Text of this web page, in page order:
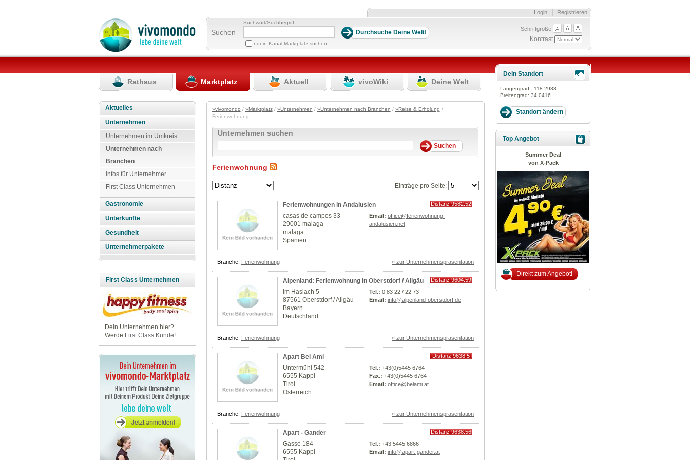
Registrieren
Login
Suchen
Suchwort/Suchbegriff
nur in Kanal Marktplatz suchen
Schriftgröße
Kontrast
Rathaus Marktplatz Aktuell vivoWiki Deine Welt
Aktuelles
Unternehmen
Unternehmen im Umkreis
Unternehmen nach
Branchen
Infos für Unternehmer
First Class Unternehmen
Gastronomie
Unterkünfte
Gesundheit
Unternehmerpakete
First Class Unternehmen
Dein Unternehmen hier?
Werde First Class Kunde!
»vivomondo / »Marktplatz/ »Unternehmen / »Unternehmen nach Branchen / »Reise & Erholung /
Ferienwohnung
Unternehmen suchen
Ferienwohnung
Einträge pro Seite:
Ferienwohnungen in Andalusien
Distanz 9582.52
casas de campos 33
29001 malaga
malaga
Spanien
Email: office@ferienwohnung-
andalusien.net
Branche: Ferienwohnung » zur Unternehmenspräsentation
Alpenland: Ferienwohnung in Oberstdorf / Allgäu
Distanz 9604.59
Im Haslach 5
87561 Oberstdorf / Allgäu
Bayern
Deutschland
Tel.: 0 83 22 / 22 73
Email: info@alpenland-oberstdorf.de
Branche: Ferienwohnung » zur Unternehmenspräsentation
Apart Bel Ami
Distanz 9638.5
Untermühl 542
6555 Kappl
Tirol
Österreich
Tel.: +43(0)5445 6764
Fax.: +43(0)5445 6764
Email: office@belami.at
Branche: Ferienwohnung » zur Unternehmenspräsentation
Apart - Gander
Distanz 9638.56
Gasse 184
6555 Kappl
Tel.: +43 5445 6866
Email: info@apart-gander.at
Dein Standort
Längengrad: -118.2988
Breitengrad: 34.0416
Top Angebot
Summer Deal
von X-Pack
Direkt zum Angebot!